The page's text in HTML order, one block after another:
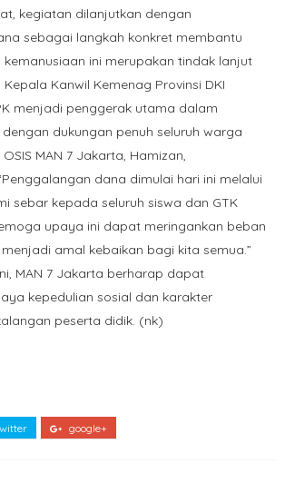
kegiatan dilanjutkan dengan
sebagai langkah konkret membantu
kemanusiaan ini merupakan tindak lanjut
Kanwil Kemenag Provinsi DKI
menjadi penggerak utama dalam
dukungan penuh seluruh warga
MAN 7 Jakarta, Hamizan,
dana dimulai hari ini melalui
sebar kepada seluruh siswa dan GTK
upaya ini dapat meringankan beban
amal kebaikan bagi kita semua.”
MAN 7 Jakarta berharap dapat
kepedulian sosial dan karakter
peserta didik. (nk)
google+